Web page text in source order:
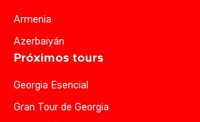
Armenia
Azerbaiyán
Próximos tours
Georgia Esencial
Gran Tour de Georgia